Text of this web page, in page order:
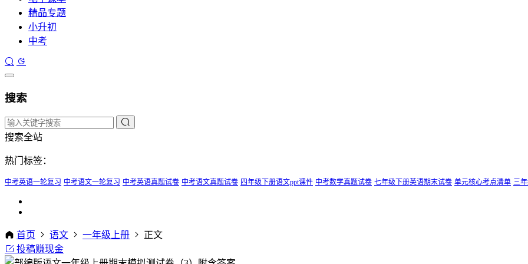
精品专题
小升初
中考
搜索
搜索全站
热门标签：
中考英语一轮复习 中考语文一轮复习 中考英语真题试卷 中考语文真题试卷 四年级下册语文ppt课件 中考数学真题试卷 七年级下册英语期末试卷 单元核心考点清单 三
首页 语文 一年级上册
正文
投稿赚现金